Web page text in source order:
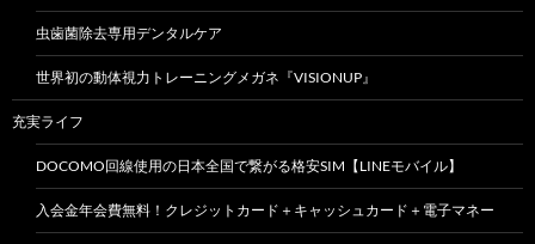
虫歯菌除去専用デンタルケア
世界初の動体視力トレーニングメガネ『VISIONUP』
充実ライフ
DOCOMO回線使用の日本全国で繋がる格安SIM【LINEモバイル】
入会金年会費無料！クレジットカード＋キャッシュカード＋電子マネー